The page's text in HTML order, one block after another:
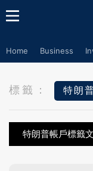
Home Business
標籤： 特朗
特朗普帳戶標籤